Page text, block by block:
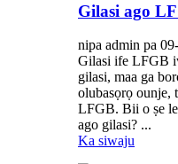
Gilasi ago
nipa admin pa
Gilasi ife LFGB
gilasi, maa ga
olubasọrọ ounje,
LFGB. Bii o ṣe
ago gilasi? ...
Ka siwaju